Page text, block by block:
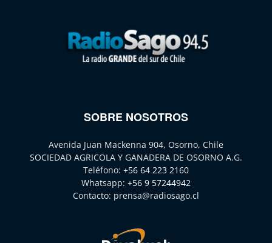
SOBRE NOSOTROS
Avenida Juan Mackenna 904, Osorno, Chile
SOCIEDAD AGRICOLA Y GANADERA DE OSORNO A.G.
Teléfono: +56 64 223 2160
Whatsapp: +56 9 57244942
Contacto: prensa@radiosago.cl